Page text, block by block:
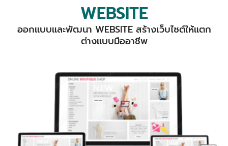
WEBSITE
ออกแบบและพัฒนา WEBSITE สร้างเว็บไซต์ให้แตก
ต่างแบบมืออาชีพ